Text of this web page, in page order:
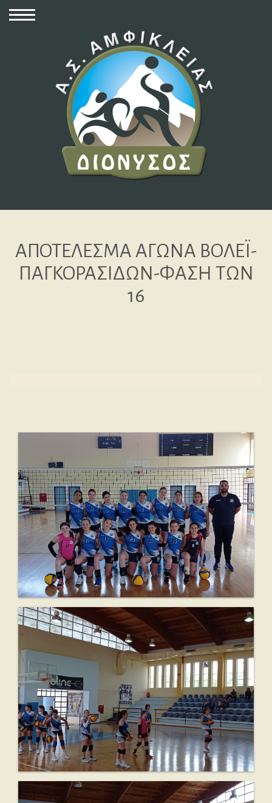
ΑΠΟΤΕΛΕΣΜΑ ΑΓΩΝΑ ΒΟΛΕΪ-
ΠΑΓΚΟΡΑΣΙΔΩΝ-ΦΑΣΗ ΤΩΝ
16